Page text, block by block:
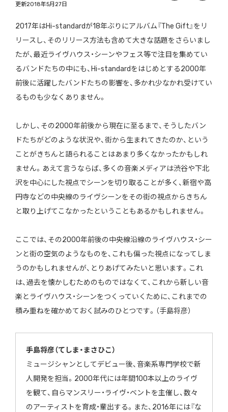
更新2018年5月27日
2017年はHi-standardが18年ぶりにアルバム『The Gift』をリ
リースし、そのリリース方法も含めて大きな話題をさらいまし
たが、最近ライヴハウス・シーンやフェス等で注目を集めてい
るバンドたちの中にも、Hi-standardをはじめとする2000年
前後に活躍したバンドたちの影響を、多かれ少なかれ受けてい
るものも少なくありません。
しかし、その2000年前後から現在に至るまで、そうしたバン
ドたちがどのような状況や、街から生まれてきたのか、という
ことがきちんと語られることはあまり多くなかったかもしれ
ません。あえて言うならば、多くの音楽メディアは渋谷や下北
沢を中心にした視点でシーンを切り取ることが多く、新宿や高
円寺などの中央線のライヴシーンをその街の視点からきちん
と取り上げてこなかったということもあるかもしれません。
ここでは、その2000年前後の中央線沿線のライヴハウス・シー
ンと街の空気のようなものを、これも偏った視点になってしま
うのかもしれませんが、とりあげてみたいと思います。これ
は、過去を懐かしむためのものではなくて、これから新しい音
楽とライヴハウス・シーンをつくっていくために、これまでの
積み重ねを確かめておく試みのひとつです。（手島将彦）
手島将彦（てしま・まさひこ）
ミュージシャンとしてデビュー後、音楽系専門学校で新
人開発を担当。2000年代には年間100本以上のライヴ
を観て、自らマンスリー・ライヴ・ベントを主催し、数々
のアーティストを育成・輩出する。また、2016年には『な